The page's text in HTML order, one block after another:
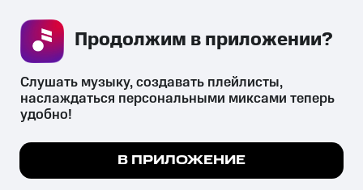
СКАЧАТЬ ПРИЛОЖЕНИЕ
психотропных веществ, их аналогов причиняет вред здоровью,
их незаконный оборот запрещён и влечёт установленную
законодательством ответственность.
Мы используем куки, чтобы на сайте все
Подробнее
Слушать музыку, создавать плейлисты,
наслаждаться персональными миксами теперь
удобно!
В ПРИЛОЖЕНИЕ